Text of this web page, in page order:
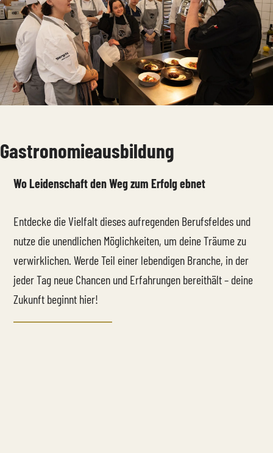
Gastronomieausbildung
Wo Leidenschaft den Weg zum Erfolg ebnet
Entdecke die Vielfalt dieses aufregenden Berufsfeldes und
nutze die unendlichen Möglichkeiten, um deine Träume zu
verwirklichen. Werde Teil einer lebendigen Branche, in der
jeder Tag neue Chancen und Erfahrungen bereithält – deine
Zukunft beginnt hier!